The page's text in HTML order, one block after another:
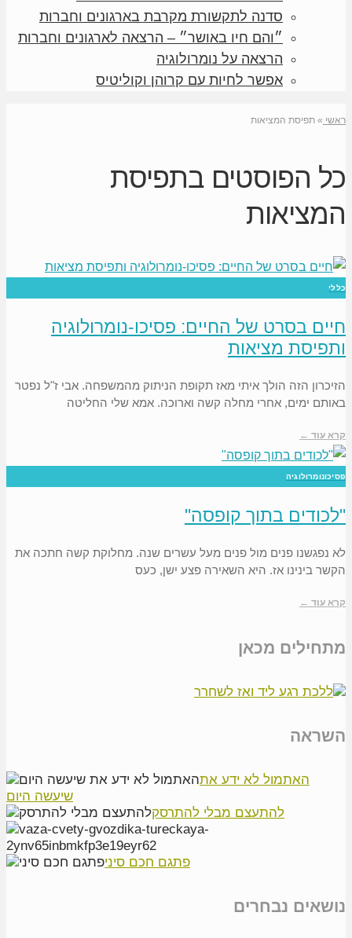
סדנה לתקשורת מקרבת בארגונים וחברות
״והם חיו באושר״ – הרצאה לארגונים וחברות
הרצאה על נומרולוגיה
אפשר לחיות עם קרוהן וקוליטיס
ראשי » תפיסת המציאות
כל הפוסטים בתפיסת
המציאות
כללי
חיים בסרט של החיים: פסיכו-נומרולוגיה
ותפיסת מציאות
הזיכרון הזה הולך איתי מאז תקופת הניתוק מהמשפחה. אבי ז"ל נפטר
באותם ימים, אחרי מחלה קשה וארוכה. אמא שלי החליטה
קרא עוד ←
פסיכונומרולוגיה
"לכודים בתוך קופסה"
לא נפגשנו פנים מול פנים מעל עשרים שנה. מחלוקת קשה חתכה את
הקשר בינינו אז. היא השאירה פצע ישן, כעס
קרא עוד ←
מתחילים מכאן
השראה
האתמול לא ידע את
שיעשה היום
להתעצם מבלי להתרסק
פתגם חכם סיני
נושאים נבחרים